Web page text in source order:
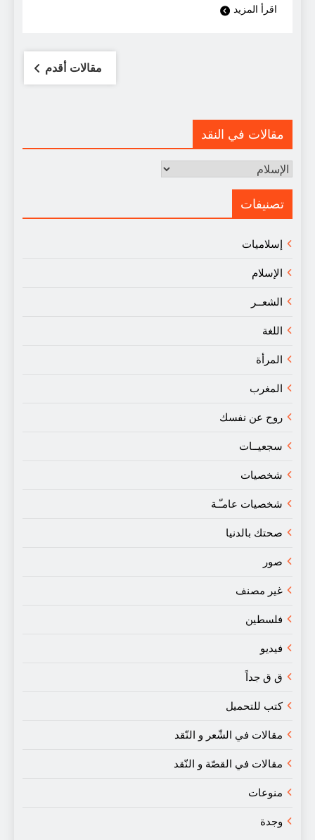
اقرأ المزيد
مقالات أقدم
مقالات في النقد
مقالات
النقد
تصنيفات
إسلاميات
الإسلام
الشعــر
اللغة
المرأة
المغرب
روح عن نفسك
سجعيــات
شخصيات
شخصيات عامـّـة
صحتك بالدنيا
صور
غير مصنف
فلسطين
فيديو
ق ق جداً
كتب للتحميل
مقالات في الشّعر و النّقد
مقالات في القصّة و النّقد
منوعات
وجدة